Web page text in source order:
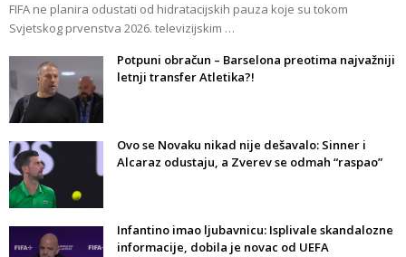
FIFA ne planira odustati od hidratacijskih pauza koje su tokom
Svjetskog prvenstva 2026. televizijskim …
Potpuni obračun – Barselona preotima najvažniji
letnji transfer Atletika?!
Ovo se Novaku nikad nije dešavalo: Sinner i
Alcaraz odustaju, a Zverev se odmah “raspao”
Infantino imao ljubavnicu: Isplivale skandalozne
informacije, dobila je novac od UEFA